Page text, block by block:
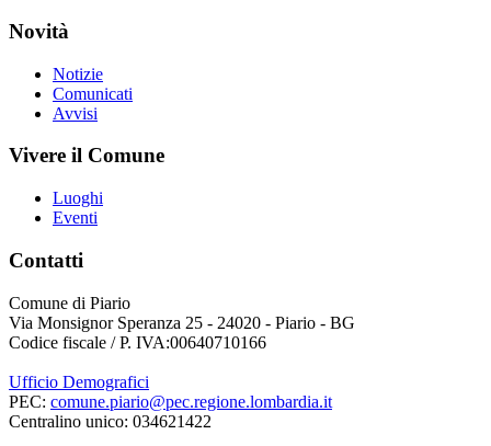
Novità
Notizie
Comunicati
Avvisi
Vivere il Comune
Luoghi
Eventi
Contatti
Comune di Piario
Via Monsignor Speranza 25 - 24020 - Piario - BG
Codice fiscale / P. IVA:00640710166
Ufficio Demografici
PEC: comune.piario@pec.regione.lombardia.it
Centralino unico: 034621422